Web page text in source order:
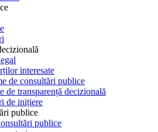
interesate
de consultări publice
de transparență decizională
de inițiere
publice
publice